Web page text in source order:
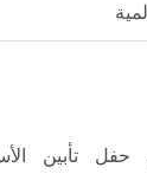
تأبين